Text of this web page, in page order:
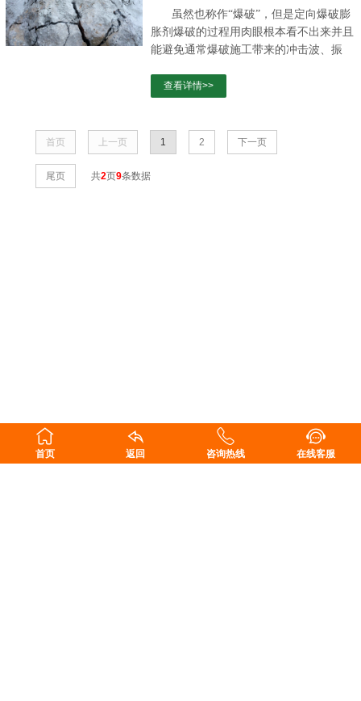
虽然也称作“爆破”，但是定向爆破膨
胀剂 爆破的过程用肉眼根本看不出来并且
能避免通常爆破施工带来的冲击波、振
的不良影响。
查看详情>>
首页 上一页 1 2 下一页
尾页 共2页9条数据
首页 返回 咨询热线 在线客服